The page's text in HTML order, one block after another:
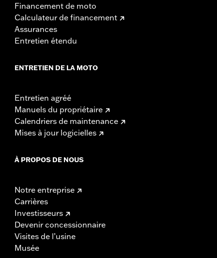
Financement de moto
Calculateur de financement
Assurances
Entretien étendu
ENTRETIEN DE LA MOTO
Entretien agréé
Manuels du propriétaire
Calendriers de maintenance
Mises à jour logicielles
À PROPOS DE NOUS
Notre entreprise
Carrières
Investisseurs
Devenir concessionnaire
Visites de l’usine
Musée